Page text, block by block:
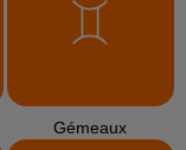
Gémeaux